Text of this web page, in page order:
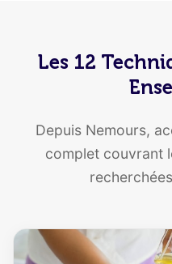
Les 12
Depuis Nemours,
complet couvrant